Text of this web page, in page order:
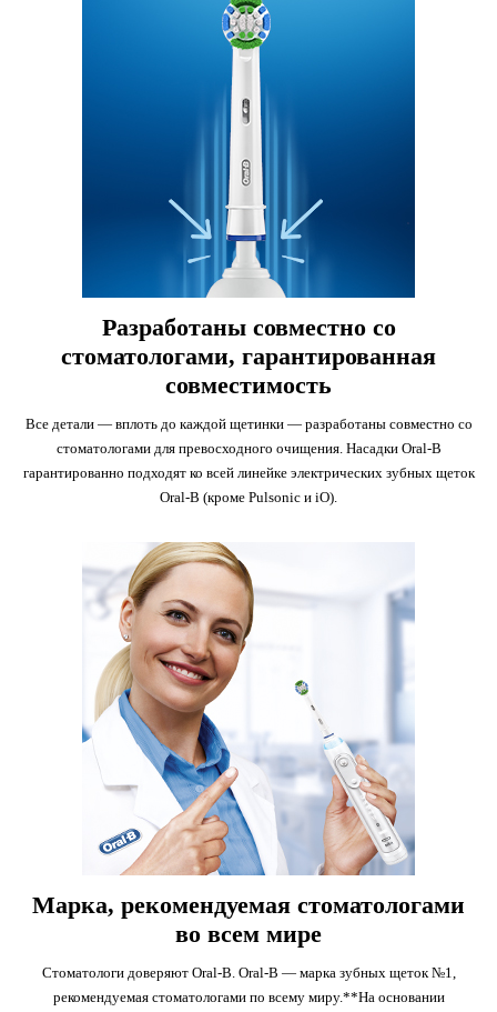
Разработаны совместно со
стоматологами, гарантированная
совместимость
Все детали — вплоть до каждой щетинки — разработаны совместно со
стоматологами для превосходного очищения. Насадки Oral-B
гарантированно подходят ко всей линейке электрических зубных щеток
Oral-B (кроме Pulsonic и iO).
Марка, рекомендуемая стоматологами
во всем мире
Стоматологи доверяют Oral-B. Oral-B — марка зубных щеток №1,
рекомендуемая стоматологами по всему миру.**На основании